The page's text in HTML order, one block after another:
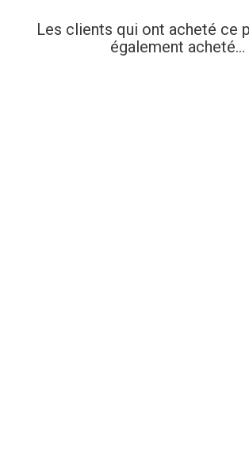
Les clients qui ont acheté ce
également acheté...